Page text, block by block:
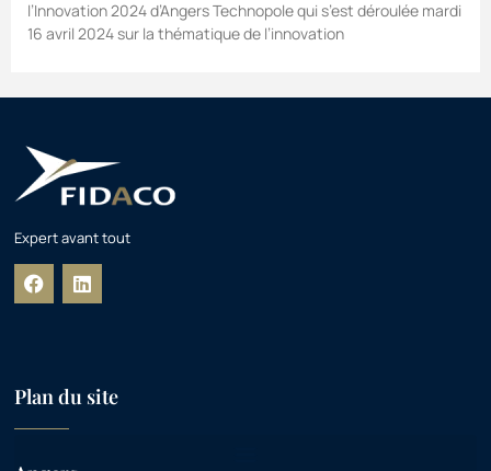
l’Innovation 2024 d’Angers Technopole qui s’est déroulée mardi
16 avril 2024 sur la thématique de l’innovation
Expert avant tout
Plan du site